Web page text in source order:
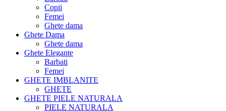
Copii
Femei
Ghete dama
Ghete Dama
Ghete dama
Ghete Elegante
Barbati
Femei
GHETE IMBLANITE
GHETE
GHETE PIELE NATURALA
PIELE NATURALA